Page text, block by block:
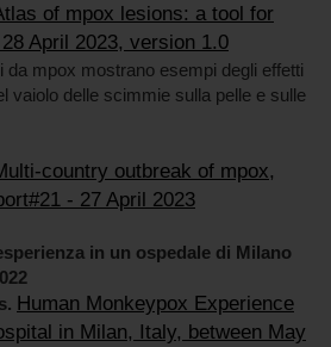
of mpox lesions: a tool for
April 2023, version 1.0
da mpox mostrano esempi degli effetti
vaiolo delle scimmie sulla pelle e sulle
country outbreak of mpox,
- 27 April 2023
in un ospedale di Milano
Human Monkeypox Experience
in Milan, Italy, between May